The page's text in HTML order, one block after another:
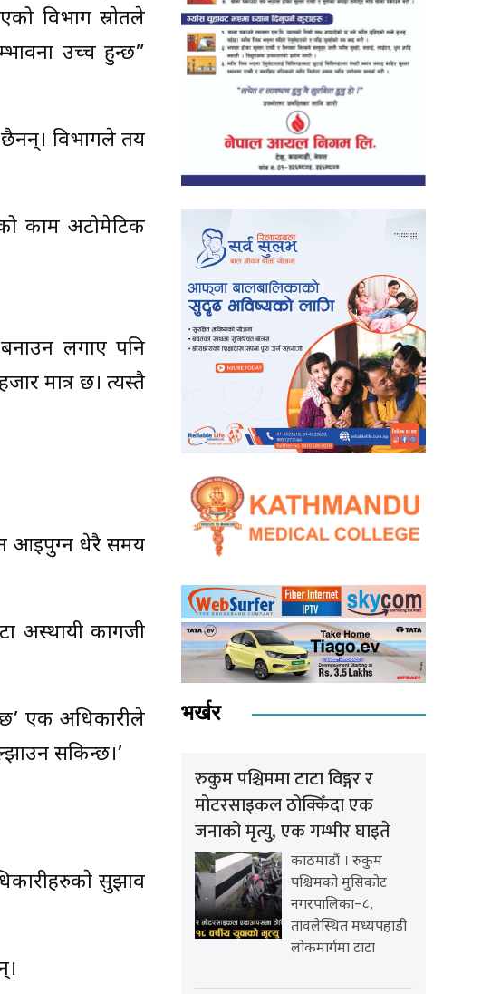
विभाग स्राेतले
उच्च हुन्छ”
छैनन्। विभागले तय
काम अटोमेटिक
लगाए पनि
मात्र छ। त्यस्तै
आइपुग्न धेरै समय
अस्थायी कागजी
छ’ एक अधिकारीले
सकिन्छ।’
सुझाव
भर्खर
रुकुम पश्चिममा टाटा विङ्गर र
मोटरसाइकल ठोक्किँदा एक
जनाको मृत्यु, एक गम्भीर घाइते
काठमाडौं । रुकुम
पश्चिमको मुसिकोट
नगरपालिका–८,
तावलेस्थित मध्यपहाडी
लोकमार्गमा टाटा